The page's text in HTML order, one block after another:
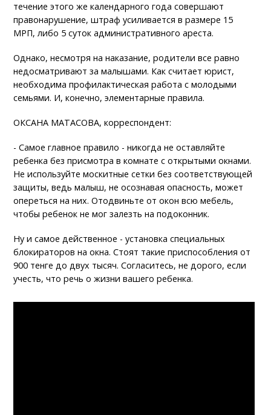
течение этого же календарного года совершают
правонарушение, штраф усиливается в размере 15
МРП, либо 5 суток административного ареста.
Однако, несмотря на наказание, родители все равно
недосматривают за малышами. Как считает юрист,
необходима профилактическая работа с молодыми
семьями. И, конечно, элементарные правила.
ОКСАНА МАТАСОВА, корреспондент:
- Самое главное правило - никогда не оставляйте
ребенка без присмотра в комнате с открытыми окнами.
Не используйте москитные сетки без соответствующей
защиты, ведь малыш, не осознавая опасность, может
опереться на них. Отодвиньте от окон всю мебель,
чтобы ребенок не мог залезть на подоконник.
Ну и самое действенное - установка специальных
блокираторов на окна. Стоят такие приспособления от
900 тенге до двух тысяч. Согласитесь, не дорого, если
учесть, что речь о жизни вашего ребенка.